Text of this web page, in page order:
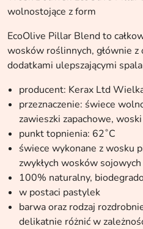
wolnostojące z form
EcoOlive Pillar Blend to
wosków roślinnych, głównie
dodatkami ulepszającymi
producent: Kerax Ltd
przeznaczenie: świece
zawieszki zapachowe,
punkt topnienia: 62˚C
świece wykonane z wosku
zwykłych wosków sojowych
100% naturalny,
w postaci pastylek
barwa oraz rodzaj
delikatnie różnić w